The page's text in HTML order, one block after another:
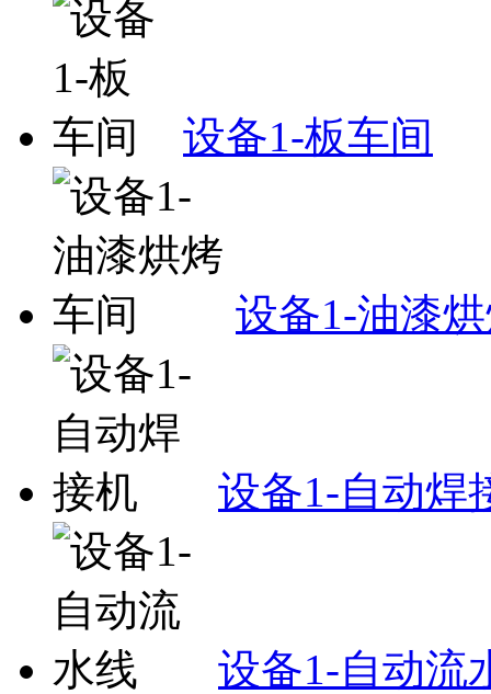
设备1-板车间
设备1-油漆
设备1-自动焊
设备1-自动流